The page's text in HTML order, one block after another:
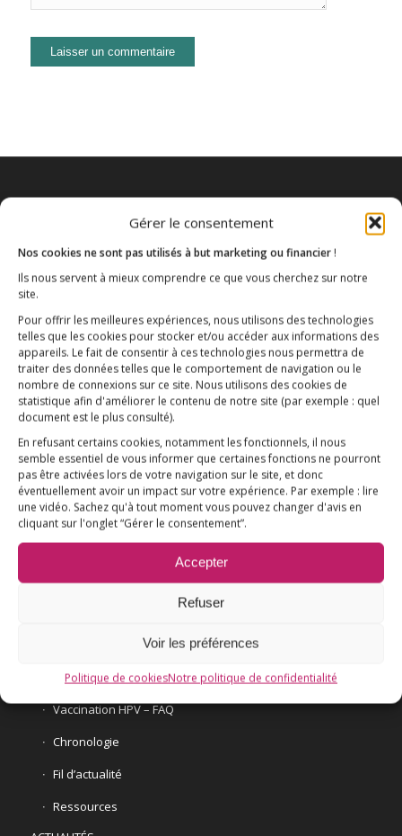
Gérer le consentement
Nos cookies ne sont pas utilisés à but marketing ou financier !
Ils nous servent à mieux comprendre ce que vous cherchez sur notre
site.
Pour offrir les meilleures expériences, nous utilisons des technologies
telles que les cookies pour stocker et/ou accéder aux informations des
appareils. Le fait de consentir à ces technologies nous permettra de
traiter des données telles que le comportement de navigation ou le
nombre de connexions sur ce site. Nous utilisons des cookies de
statistique afin d'améliorer le contenu de notre site (par exemple : quel
document est le plus consulté).
En refusant certains cookies, notamment les fonctionnels, il nous
semble essentiel de vous informer que certaines fonctions ne pourront
pas être activées lors de votre navigation sur le site, et donc
éventuellement avoir un impact sur votre expérience. Par exemple : lire
une vidéo. Sachez qu'à tout moment vous pouvez changer d'avis en
cliquant sur l'onglet “Gérer le consentement”.
Accepter
Refuser
Voir les préférences
Politique de cookiesNotre politique de confidentialité
Association E3M
Qui sommes-nous ? AIDEZ-NOUS !
E3M interpelle le Ministre de la Santé
Vaccination HPV – FAQ
Chronologie
Fil d’actualité
Ressources